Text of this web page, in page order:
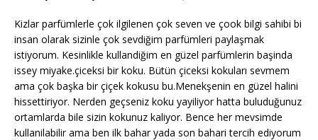
Kizlar parfümlerle çok ilgilenen çok seven ve çook bilgi sahibi bi
insan olarak sizinle çok sevdiğim parfümleri paylaşmak
istiyorum. Kesinlikle kullandiğim en güzel parfümlerin başinda
issey miyake.çiceksi bir koku. Bütün çiceksi kokuları sevmem
ama çok başka bir çiçek kokusu bu.Menekşenin en güzel halini
hissettiriyor. Nerden geçseniz koku yayiliyor hatta buluduğunuz
ortamlarda bile sizin kokunuz kaliyor. Bence her mevsimde
kullanilabilir ama ben ilk bahar yada son bahari tercih ediyorum